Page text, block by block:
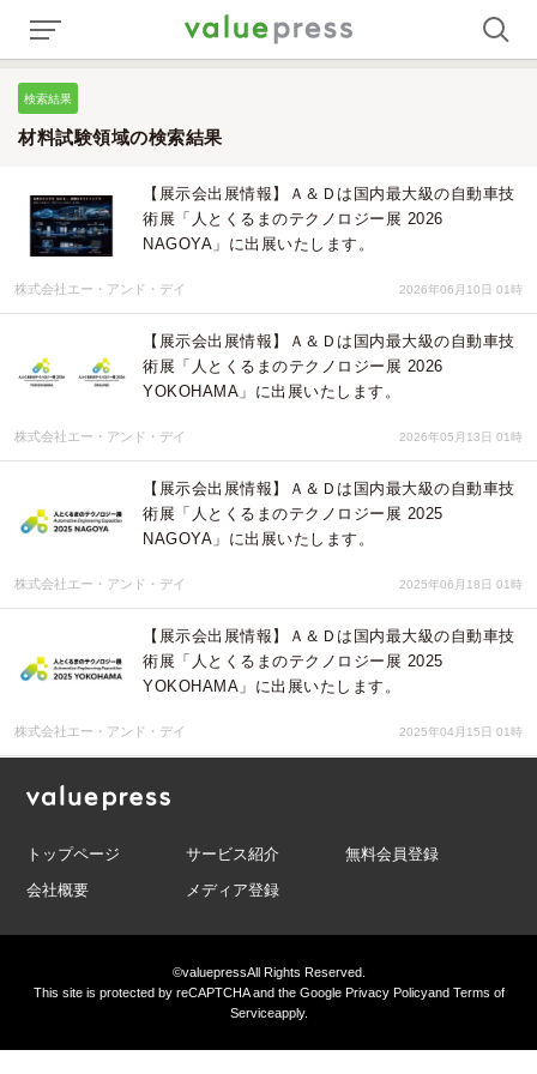
検索結果
材料試験領域の検索結果
【展示会出展情報】Ａ＆Ｄは国内最大級の自動車技
術展「人とくるまのテクノロジー展 2026
NAGOYA」に出展いたします。
株式会社エー・アンド・デイ 2026年06月10日 01時
【展示会出展情報】Ａ＆Ｄは国内最大級の自動車技
術展「人とくるまのテクノロジー展 2026
YOKOHAMA」に出展いたします。
株式会社エー・アンド・デイ 2026年05月13日 01時
【展示会出展情報】Ａ＆Ｄは国内最大級の自動車技
術展「人とくるまのテクノロジー展 2025
NAGOYA」に出展いたします。
株式会社エー・アンド・デイ 2025年06月18日 01時
【展示会出展情報】Ａ＆Ｄは国内最大級の自動車技
術展「人とくるまのテクノロジー展 2025
YOKOHAMA」に出展いたします。
株式会社エー・アンド・デイ 2025年04月15日 01時
トップページ サービス紹介
無料会員登録
会社概要
メディア登録
©valuepressAll Rights Reserved.
This site is protected by reCAPTCHA and the GooglePrivacy PolicyandTerms of
Serviceapply.